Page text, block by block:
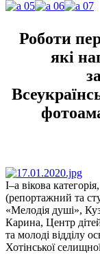
Роботи
які
І–а вікова
(репортажний та
«Мелодія душі»,
Карина, Центр
та молоді відділу
Хотінської